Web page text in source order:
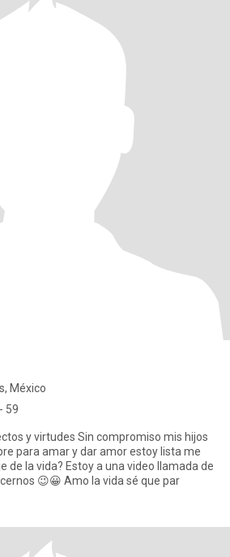
México
59
y virtudes Sin compromiso mis hijos
para amar y dar amor estoy lista me
una video llamada de
distancia vamos a conocernos 😉😀 Amo la vida sé que par